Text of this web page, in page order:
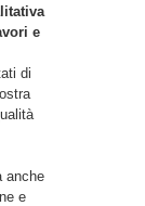
e
di
anche
e